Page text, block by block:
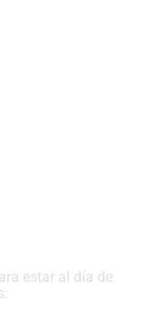
estar al día de